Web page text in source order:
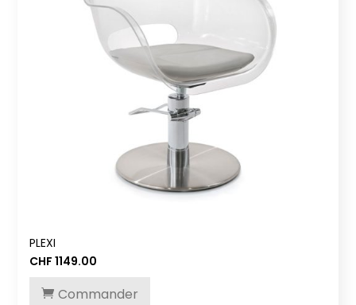
PLEXI
CHF 1149.00
Commander